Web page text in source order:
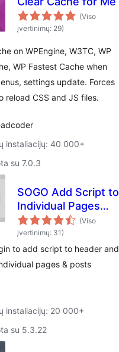
(Viso
įvertinimų: 29)
on WPEngine, W3TC, WP
WP Fastest Cache when
settings update. Forces
reload CSS and JS files.
instaliacijų: 40 000+
su 7.0.3
SOGO Add Script to
Individual Pages
Header Footer
(Viso
įvertinimų: 31)
to add script to header and
pages & posts
instaliacijų: 20 000+
su 5.3.22